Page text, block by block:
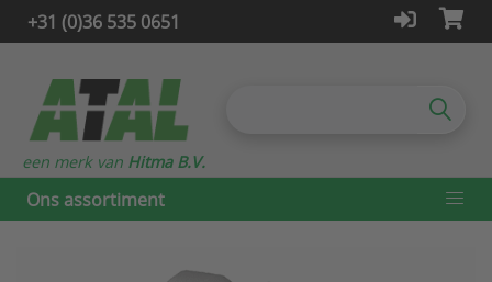
+31 (0)36 535 0651
Ons assortiment
een merk van Hitma B.V.